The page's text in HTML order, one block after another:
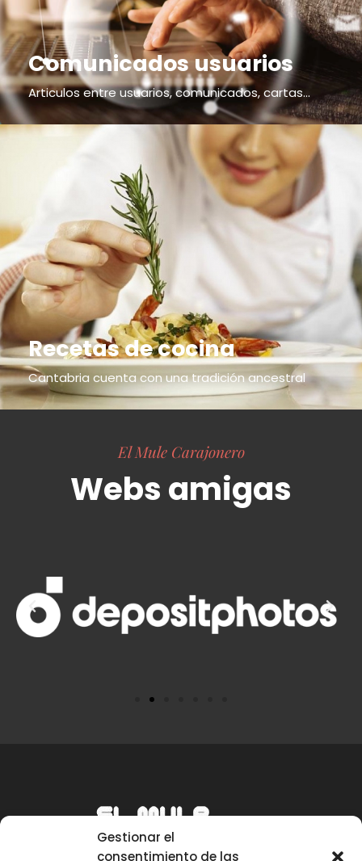
Gestionar el
consentimiento de las
Comunicados usuarios
Articulos entre usuarios, comunicados, cartas...
Recetas de cocina
Cantabria cuenta con una tradición ancestral
El Mule Carajonero
Webs amigas